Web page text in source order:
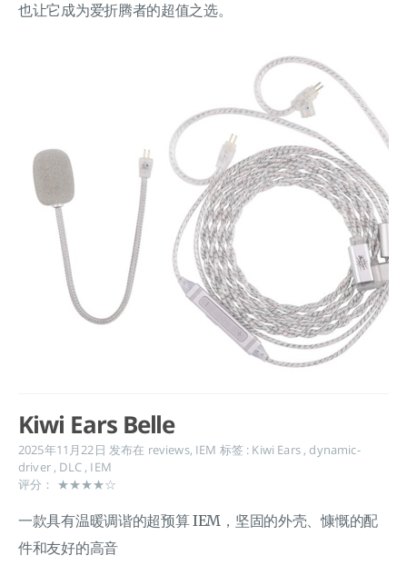
也让它成为爱折腾者的超值之选。
Kiwi Ears Belle
2025年11月22日 发布在 reviews, IEM 标签 : Kiwi Ears , dynamic-
driver , DLC , IEM
评分： ★★★★☆
一款具有温暖调谐的超预算 IEM，坚固的外壳、慷慨的配
件和友好的高音